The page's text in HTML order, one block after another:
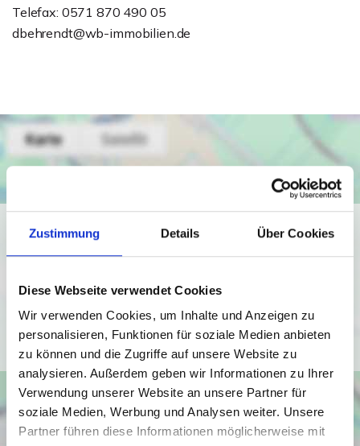
Zustimmung Details Über Cookies
Diese Webseite verwendet Cookies
Wir verwenden Cookies, um Inhalte und Anzeigen zu
personalisieren, Funktionen für soziale Medien anbieten
zu können und die Zugriffe auf unsere Website zu
analysieren. Außerdem geben wir Informationen zu Ihrer
Verwendung unserer Website an unsere Partner für
soziale Medien, Werbung und Analysen weiter. Unsere
Partner führen diese Informationen möglicherweise mit
Telefax: 0571 870 490 05
dbehrendt@wb-immobilien.de
Ich bin damit einverstanden, dass mir Karten von Google
(https://policies.google.com/privacy
Ich bin einverstanden